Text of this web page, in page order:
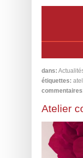
dans:
étiquettes:
Atelier